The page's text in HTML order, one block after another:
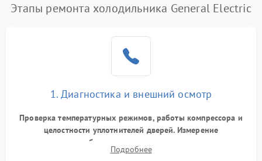
Этапы ремонта холодильника General Electric
1. Диагностика и внешний осмотр
Проверка температурных режимов, работы компрессора и
целостности уплотнителей дверей. Измерение
сопротивления обмоток мотора, проверка термостата и
считывание кодов ошибок с электронного дисплея.
Подробнее